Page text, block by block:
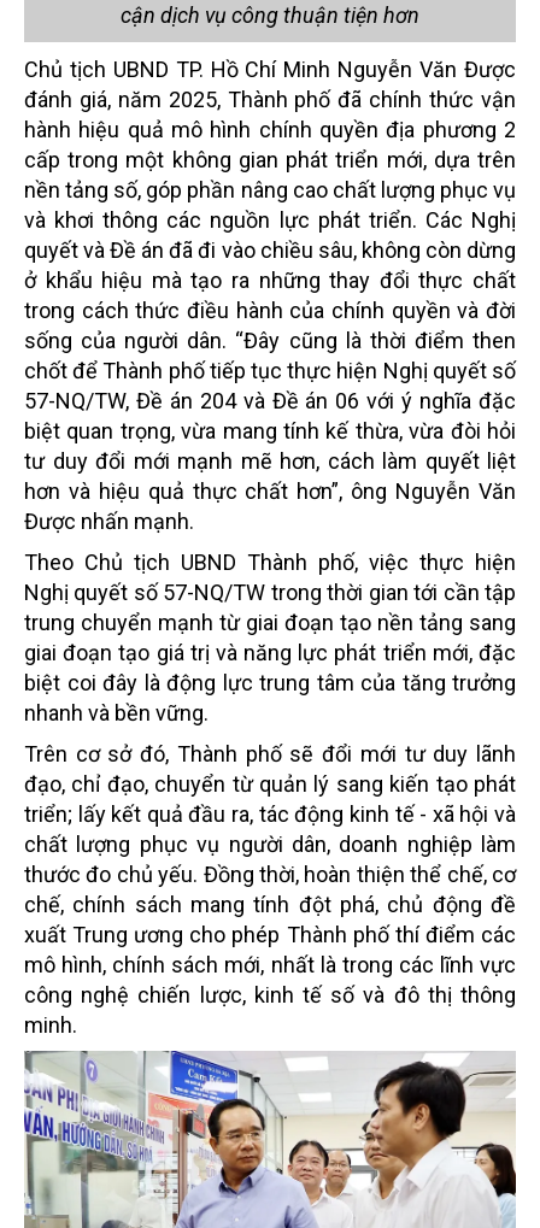
cận dịch vụ công thuận tiện hơn
Chủ tịch UBND TP. Hồ Chí Minh Nguyễn Văn Được
đánh giá, năm 2025, Thành phố đã chính thức vận
hành hiệu quả mô hình chính quyền địa phương 2
cấp trong một không gian phát triển mới, dựa trên
nền tảng số, góp phần nâng cao chất lượng phục vụ
và khơi thông các nguồn lực phát triển. Các Nghị
quyết và Đề án đã đi vào chiều sâu, không còn dừng
ở khẩu hiệu mà tạo ra những thay đổi thực chất
trong cách thức điều hành của chính quyền và đời
sống của người dân. “Đây cũng là thời điểm then
chốt để Thành phố tiếp tục thực hiện Nghị quyết số
57-NQ/TW, Đề án 204 và Đề án 06 với ý nghĩa đặc
biệt quan trọng, vừa mang tính kế thừa, vừa đòi hỏi
tư duy đổi mới mạnh mẽ hơn, cách làm quyết liệt
hơn và hiệu quả thực chất hơn”, ông Nguyễn Văn
Được nhấn mạnh.
Theo Chủ tịch UBND Thành phố, việc thực hiện
Nghị quyết số 57-NQ/TW trong thời gian tới cần tập
trung chuyển mạnh từ giai đoạn tạo nền tảng sang
giai đoạn tạo giá trị và năng lực phát triển mới, đặc
biệt coi đây là động lực trung tâm của tăng trưởng
nhanh và bền vững.
Trên cơ sở đó, Thành phố sẽ đổi mới tư duy lãnh
đạo, chỉ đạo, chuyển từ quản lý sang kiến tạo phát
triển; lấy kết quả đầu ra, tác động kinh tế - xã hội và
chất lượng phục vụ người dân, doanh nghiệp làm
thước đo chủ yếu. Đồng thời, hoàn thiện thể chế, cơ
chế, chính sách mang tính đột phá, chủ động đề
xuất Trung ương cho phép Thành phố thí điểm các
mô hình, chính sách mới, nhất là trong các lĩnh vực
công nghệ chiến lược, kinh tế số và đô thị thông
minh.